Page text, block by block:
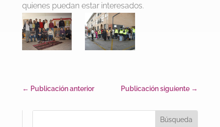
quienes puedan estar interesados.
← Publicación anterior Publicación siguiente →